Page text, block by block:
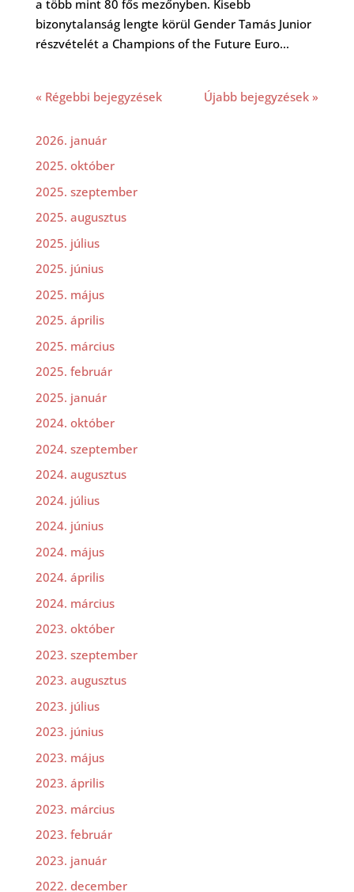
a több mint 80 fős mezőnyben. Kisebb
bizonytalanság lengte körül Gender Tamás Junior
részvételét a Champions of the Future Euro...
« Régebbi bejegyzések Újabb bejegyzések »
2026. január
2025. október
2025. szeptember
2025. augusztus
2025. július
2025. június
2025. május
2025. április
2025. március
2025. február
2025. január
2024. október
2024. szeptember
2024. augusztus
2024. július
2024. június
2024. május
2024. április
2024. március
2023. október
2023. szeptember
2023. augusztus
2023. július
2023. június
2023. május
2023. április
2023. március
2023. február
2023. január
2022. december